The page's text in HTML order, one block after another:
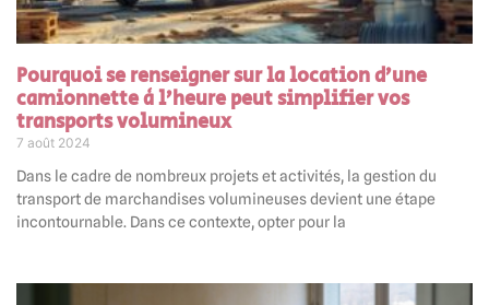
Pourquoi se renseigner sur la location d’une
camionnette à l’heure peut simplifier vos
transports volumineux
7 août 2024
Dans le cadre de nombreux projets et activités, la gestion du
transport de marchandises volumineuses devient une étape
incontournable. Dans ce contexte, opter pour la